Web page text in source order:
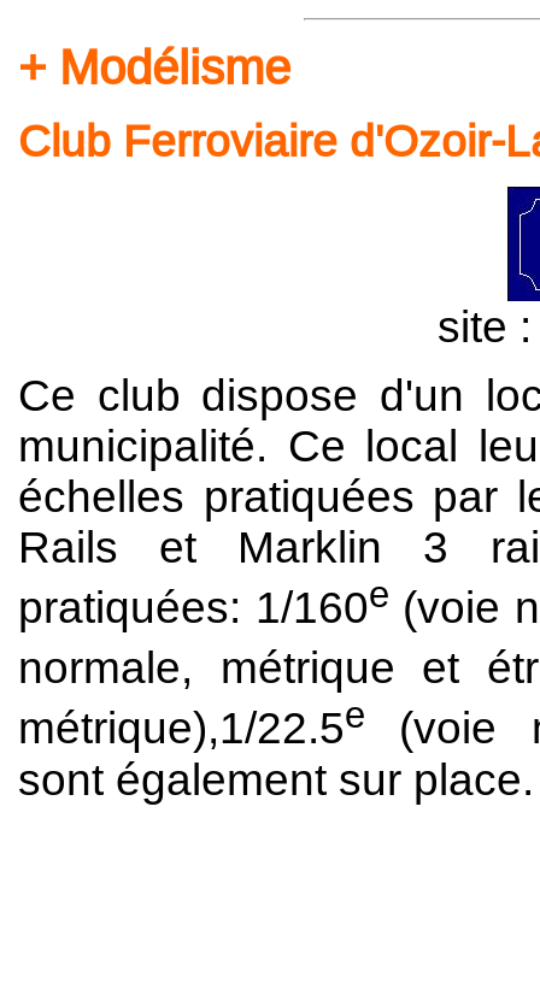
Modélisme
Club Ferroviaire d'Ozoir-
site
Ce club dispose d'un
municipalité. Ce local
échelles pratiquées par
Rails et Marklin 3
pratiquées: 1/160e (voie
normale, métrique et
métrique),1/22.5e
(voie
sont également sur place.